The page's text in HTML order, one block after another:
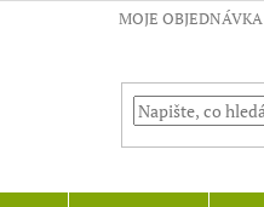
MOJE OBJEDNÁVKA